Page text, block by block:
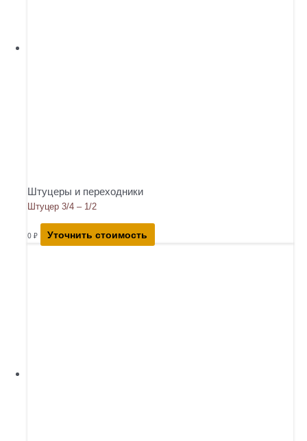
Штуцеры и переходники
Штуцер 3/4 – 1/2
0 ₽ Уточнить стоимость